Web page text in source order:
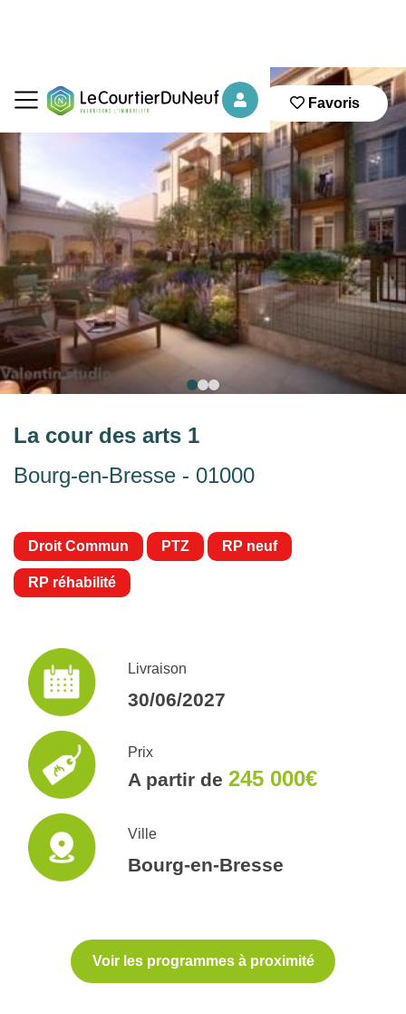
Favoris
La cour des arts 1
Bourg-en-Bresse - 01000
Droit Commun PTZ RP neuf
RP réhabilité
Livraison
30/06/2027
Prix
A partir de 245 000€
Ville
Bourg-en-Bresse
Voir les programmes à proximité